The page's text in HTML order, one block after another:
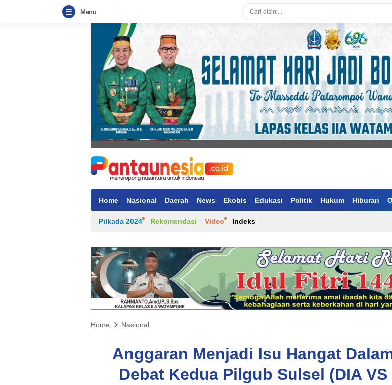
Menu
Home Nasional Daerah News Ekobis Edukasi Politik Hukum Hiburan
Pilkada 2024 Rekomendasi Video Indeks
Home Nasional
Anggaran Menjadi Isu Hangat
Debat Kedua Pilgub Sulsel (DIA VS